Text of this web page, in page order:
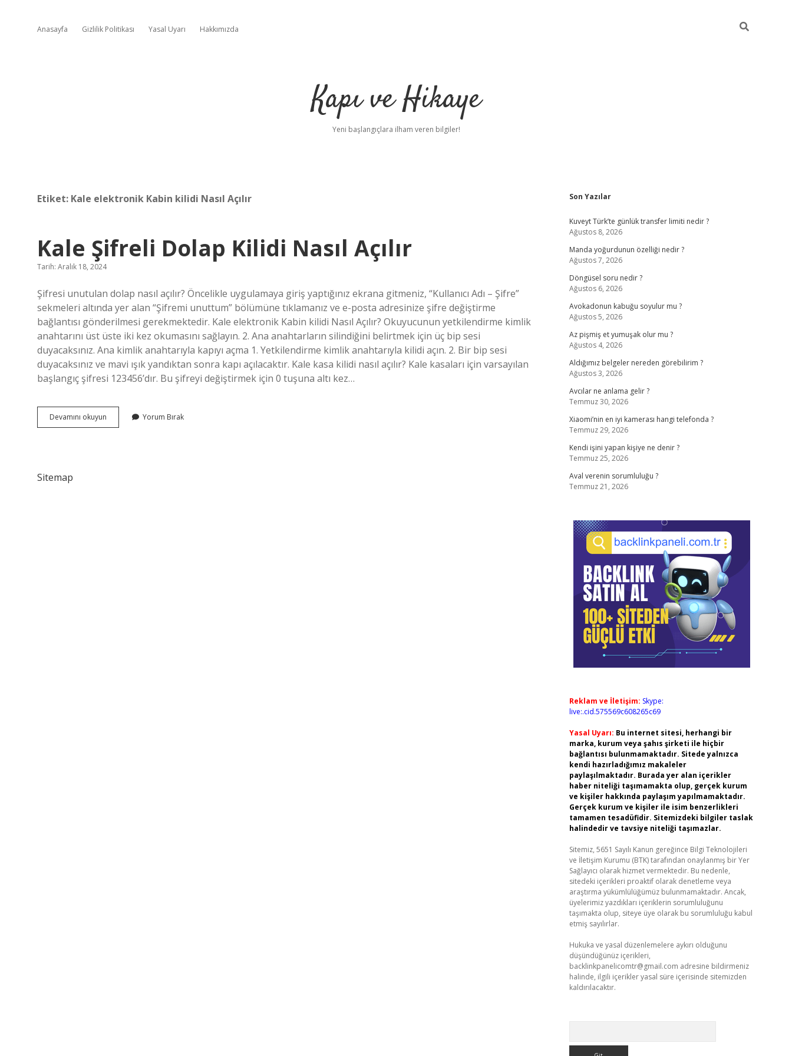
Anasayfa Gizlilik Politikası Yasal Uyarı Hakkımızda
Kapı ve Hikaye
Yeni başlangıçlara ilham veren bilgiler!
Etiket: Kale elektronik Kabin kilidi Nasıl Açılır
Kale Şifreli Dolap Kilidi Nasıl Açılır
Tarih: Aralık 18, 2024
Şifresi unutulan dolap nasıl açılır? Öncelikle uygulamaya giriş yaptığınız ekrana gitmeniz, “Kullanıcı Adı – Şifre”
sekmeleri altında yer alan “Şifremi unuttum” bölümüne tıklamanız ve e-posta adresinize şifre değiştirme
bağlantısı gönderilmesi gerekmektedir. Kale elektronik Kabin kilidi Nasıl Açılır? Okuyucunun yetkilendirme kimlik
anahtarını üst üste iki kez okumasını sağlayın. 2. Ana anahtarların silindiğini belirtmek için üç bip sesi
duyacaksınız. Ana kimlik anahtarıyla kapıyı açma 1. Yetkilendirme kimlik anahtarıyla kilidi açın. 2. Bir bip sesi
duyacaksınız ve mavi ışık yandıktan sonra kapı açılacaktır. Kale kasa kilidi nasıl açılır? Kale kasaları için varsayılan
başlangıç ​​şifresi 123456’dır. Bu şifreyi değiştirmek için 0 tuşuna altı kez…
Devamını okuyun
Şifreli
Yorum Bırak
Sitemap
Sidebar
Son Yazılar
Kuveyt Türk’te günlük transfer limiti nedir ?
Ağustos 8, 2026
Manda yoğurdunun özelliği nedir ?
Ağustos 7, 2026
Döngüsel soru nedir ?
Ağustos 6, 2026
Avokadonun kabuğu soyulur mu ?
Ağustos 5, 2026
Az pişmiş et yumuşak olur mu ?
Ağustos 4, 2026
Aldığımız belgeler nereden görebilirim ?
Ağustos 3, 2026
Avcılar ne anlama gelir ?
Temmuz 30, 2026
Xiaomi’nin en iyi kamerası hangi telefonda ?
Temmuz 29, 2026
Kendi işini yapan kişiye ne denir ?
Temmuz 25, 2026
Aval verenin sorumluluğu ?
Temmuz 21, 2026
Reklam ve İletişim: Skype:
live:.cid.575569c608265c69
Yasal Uyarı: Bu internet sitesi, herhangi bir
marka, kurum veya şahıs şirketi ile hiçbir
bağlantısı bulunmamaktadır. Sitede yalnızca
kendi hazırladığımız makaleler
paylaşılmaktadır. Burada yer alan içerikler
haber niteliği taşımamakta olup, gerçek kurum
ve kişiler hakkında paylaşım yapılmamaktadır.
Gerçek kurum ve kişiler ile isim benzerlikleri
tamamen tesadüfidir. Sitemizdeki bilgiler taslak
halindedir ve tavsiye niteliği taşımazlar.
Sitemiz, 5651 Sayılı Kanun gereğince Bilgi Teknolojileri
ve İletişim Kurumu (BTK) tarafından onaylanmış bir Yer
Sağlayıcı olarak hizmet vermektedir. Bu nedenle,
sitedeki içerikleri proaktif olarak denetleme veya
araştırma yükümlülüğümüz bulunmamaktadır. Ancak,
üyelerimiz yazdıkları içeriklerin sorumluluğunu
taşımakta olup, siteye üye olarak bu sorumluluğu kabul
etmiş sayılırlar.
Hukuka ve yasal düzenlemelere aykırı olduğunu
düşündüğünüz içerikleri,
backlinkpanelicomtr@gmail.com adresine bildirmeniz
halinde, ilgili içerikler yasal süre içerisinde sitemizden
kaldırılacaktır.